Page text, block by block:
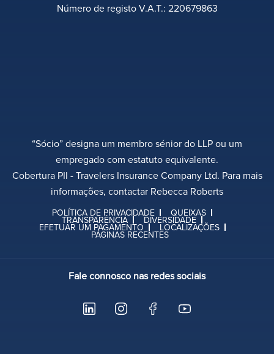
Número de registo V.A.T.: 220679863
“Sócio” designa um membro sénior do LLP ou um
empregado com estatuto equivalente.
Cobertura PII - Travelers Insurance Company Ltd. Para mais
informações, contactar Rebecca Roberts
POLÍTICA DE PRIVACIDADE QUEIXAS
TRANSPARÊNCIA DIVERSIDADE
EFETUAR UM PAGAMENTO LOCALIZAÇÕES
PÁGINAS RECENTES
Fale connosco nas redes sociais